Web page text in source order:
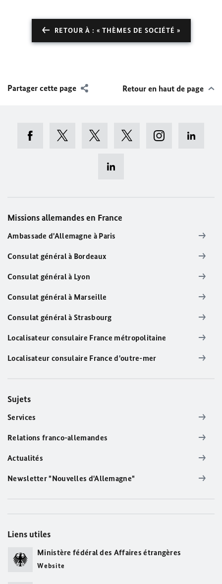
RETOUR À : « THÈMES DE SOCIÉTÉ »
Partager cette page Retour en haut de page
Missions allemandes en France
Ambassade d'Allemagne à Paris
Consulat général à Bordeaux
Consulat général à Lyon
Consulat général à Marseille
Consulat général à Strasbourg
Localisateur consulaire France métropolitaine
Localisateur consulaire France d'outre-mer
Sujets
Services
Relations franco-allemandes
Actualités
Newsletter "Nouvelles d'Allemagne"
Liens utiles
Ministère fédéral des Affaires étrangères
Website